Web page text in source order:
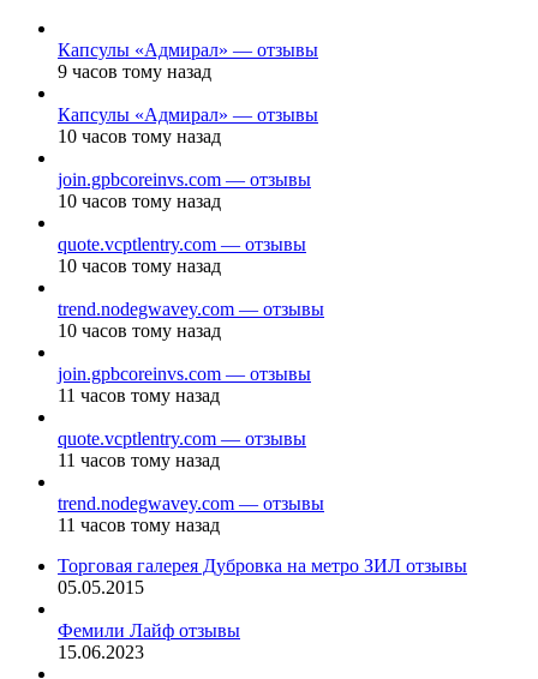
Капсулы «Адмирал» — отзывы
9 часов тому назад
Капсулы «Адмирал» — отзывы
10 часов тому назад
join.gpbcoreinvs.com — отзывы
10 часов тому назад
quote.vcptlentry.com — отзывы
10 часов тому назад
trend.nodegwavey.com — отзывы
10 часов тому назад
join.gpbcoreinvs.com — отзывы
11 часов тому назад
quote.vcptlentry.com — отзывы
11 часов тому назад
trend.nodegwavey.com — отзывы
11 часов тому назад
Торговая галерея Дубровка на метро ЗИЛ отзывы
05.05.2015
Фемили Лайф отзывы
15.06.2023